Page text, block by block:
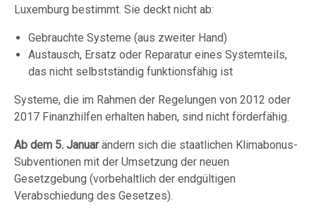
Luxemburg bestimmt. Sie deckt nicht ab:
Gebrauchte Systeme (aus zweiter Hand)
Austausch, Ersatz oder Reparatur eines Systemteils,
das nicht selbstständig funktionsfähig ist
Systeme, die im Rahmen der Regelungen von 2012 oder
2017 Finanzhilfen erhalten haben, sind nicht förderfähig.
Ab dem 5. Januarändern sich die staatlichen Klimabonus-
Subventionen mit der Umsetzung der neuen
Gesetzgebung (vorbehaltlich der endgültigen
Verabschiedung des Gesetzes).